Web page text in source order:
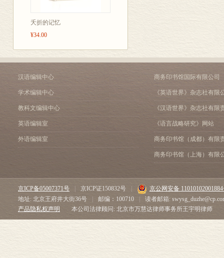
夭折的记忆
¥34.00
汉语编辑中心
学术编辑中心
教科文编辑中心
英语编辑室
外语编辑室
商务印书馆国际有限公司
《英语世界》杂志社有限
《汉语世界》杂志社有限
《语言战略研究》网站
商务印书馆（成都）有限
商务印书馆（上海）有限
京ICP备05007371号 京ICP证150832号
京公网安备
地址: 北京王府井大街36号
邮编：100710
读者邮箱:
产品隐私权声明
本公司法律顾问: 北京市万慧达律师事务所王宇明律师